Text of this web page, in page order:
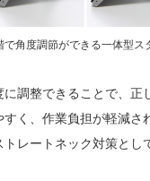
で角度調節ができる一体型ス
に調整できることで、正
すく、作業負担が軽減さ
トレートネック対策とし